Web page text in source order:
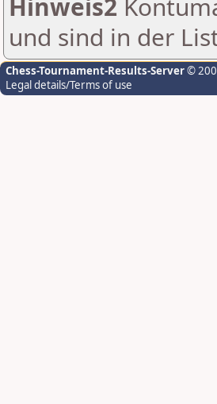
Hinweis2
und sind in der
Chess-Tournament-Results-Server©
Legal details/Terms of use